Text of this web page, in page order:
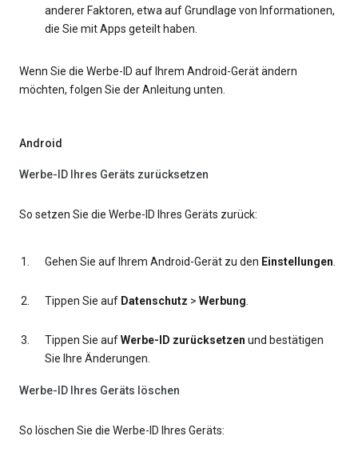
anderer Faktoren, etwa auf Grundlage von Informationen,
die Sie mit Apps geteilt haben.
Wenn Sie die Werbe-ID auf Ihrem Android-Gerät ändern
möchten, folgen Sie der Anleitung unten.
Android
Werbe-ID Ihres Geräts zurücksetzen
So setzen Sie die Werbe-ID Ihres Geräts zurück:
Gehen Sie auf Ihrem Android-Gerät zu den Einstellungen.
Tippen Sie auf Datenschutz > Werbung.
Tippen Sie aufWerbe-ID zurücksetzen und bestätigen
Sie Ihre Änderungen.
Werbe-ID Ihres Geräts löschen
So löschen Sie die Werbe-ID Ihres Geräts: